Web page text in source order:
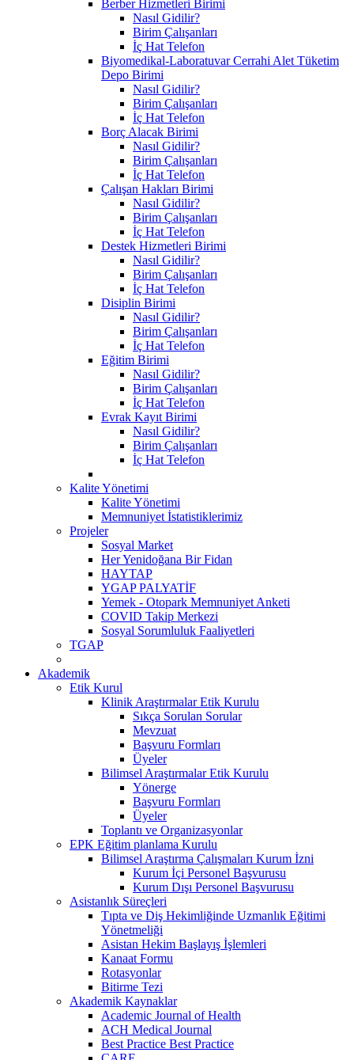
Berber Hizmetleri Birimi
Nasıl Gidilir?
Birim Çalışanları
İç Hat Telefon
Biyomedikal-Laboratuvar Cerrahi Alet Tüketim
Depo Birimi
Nasıl Gidilir?
Birim Çalışanları
İç Hat Telefon
Borç Alacak Birimi
Nasıl Gidilir?
Birim Çalışanları
İç Hat Telefon
Çalışan Hakları Birimi
Nasıl Gidilir?
Birim Çalışanları
İç Hat Telefon
Destek Hizmetleri Birimi
Nasıl Gidilir?
Birim Çalışanları
İç Hat Telefon
Disiplin Birimi
Nasıl Gidilir?
Birim Çalışanları
İç Hat Telefon
Eğitim Birimi
Nasıl Gidilir?
Birim Çalışanları
İç Hat Telefon
Evrak Kayıt Birimi
Nasıl Gidilir?
Birim Çalışanları
İç Hat Telefon
Kalite Yönetimi
Kalite Yönetimi
Memnuniyet İstatistiklerimiz
Projeler
Sosyal Market
Her Yenidoğana Bir Fidan
HAYTAP
YGAP PALYATİF
Yemek - Otopark Memnuniyet Anketi
COVID Takip Merkezi
Sosyal Sorumluluk Faaliyetleri
TGAP
Akademik
Etik Kurul
Klinik Araştırmalar Etik Kurulu
Sıkça Sorulan Sorular
Mevzuat
Başvuru Formları
Üyeler
Bilimsel Araştırmalar Etik Kurulu
Yönerge
Başvuru Formları
Üyeler
Toplantı ve Organizasyonlar
EPK Eğitim planlama Kurulu
Bilimsel Araştırma Çalışmaları Kurum İzni
Kurum İçi Personel Başvurusu
Kurum Dışı Personel Başvurusu
Asistanlık Süreçleri
Tıpta ve Diş Hekimliğinde Uzmanlık Eğitimi
Yönetmeliği
Asistan Hekim Başlayış İşlemleri
Kanaat Formu
Rotasyonlar
Bitirme Tezi
Akademik Kaynaklar
Academic Journal of Health
ACH Medical Journal
Best Practice Best Practice